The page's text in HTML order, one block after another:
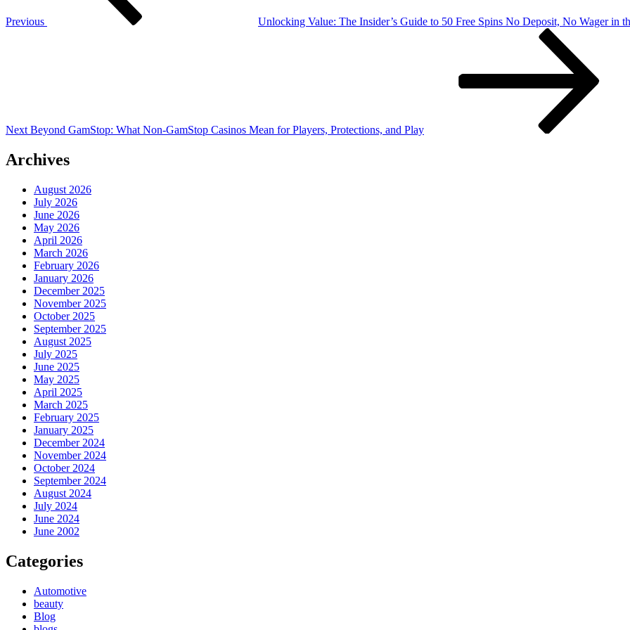
Previous
Unlocking Value: The Insider’s Guide to 50 Free Spins No Deposit, No Wager in
Next Beyond GamStop: What Non-GamStop Casinos Mean for Players, Protections, and Play
Archives
August 2026
July 2026
June 2026
May 2026
April 2026
March 2026
February 2026
January 2026
December 2025
November 2025
October 2025
September 2025
August 2025
July 2025
June 2025
May 2025
April 2025
March 2025
February 2025
January 2025
December 2024
November 2024
October 2024
September 2024
August 2024
July 2024
June 2024
June 2002
Categories
Automotive
beauty
Blog